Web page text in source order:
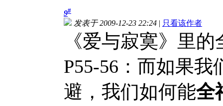
9#
发表于 2009-12-23 22:24 | 只看该作者
《爱与寂寞》里
P55-56：而如果
避，我们如何能全